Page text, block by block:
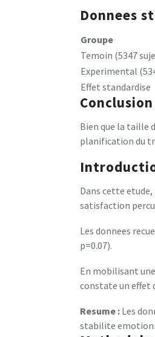
Donnees
Groupe
Temoin (5347
Experimental
Effet standardise
Conclusion
Bien que la taille
planification du
Dans cette
satisfaction
Les donnees
p=0.07).
En mobilisant
constate un effet
Resume : Les
stabilite